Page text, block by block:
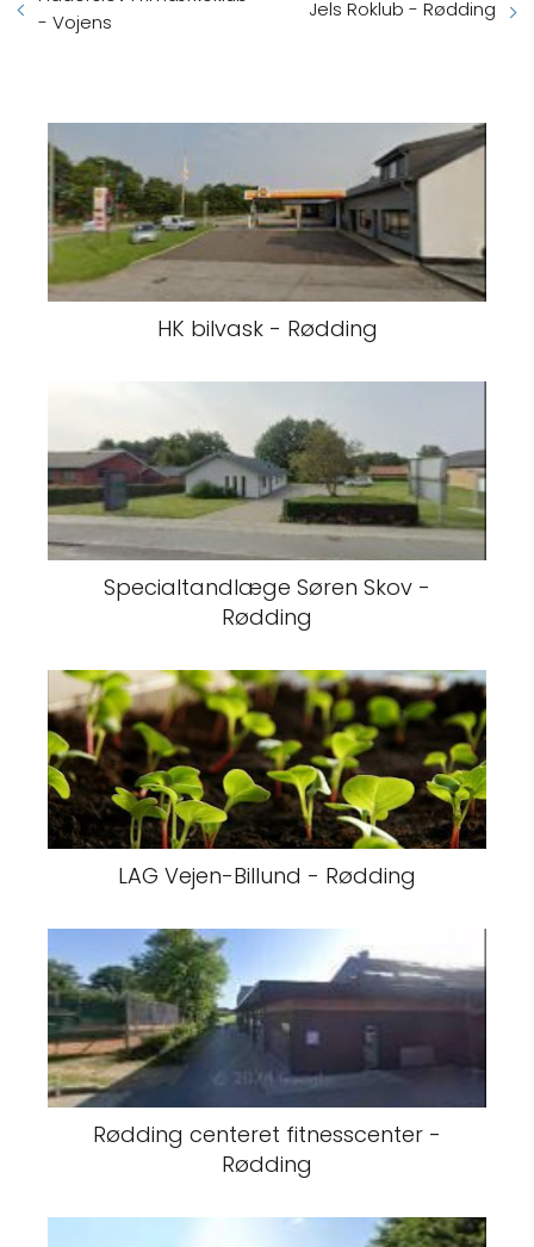
- Vojens
Jels Roklub - Rødding
HK bilvask - Rødding
Specialtandlæge Søren Skov -
Rødding
LAG Vejen-Billund - Rødding
Rødding centeret fitnesscenter -
Rødding